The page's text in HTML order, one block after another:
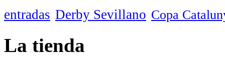
entradas Derby Sevillano Copa
La tienda